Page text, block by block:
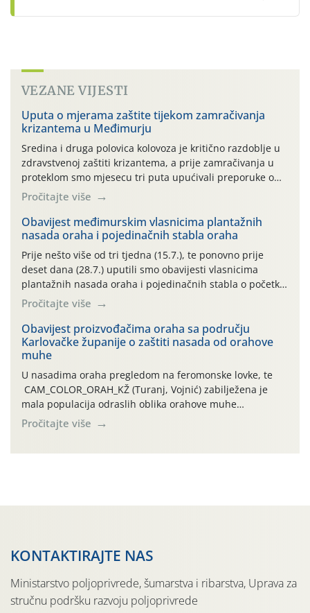
VEZANE VIJESTI
Uputa o mjerama zaštite tijekom zamračivanja
krizantema u Međimurju
Sredina i druga polovica kolovoza je kritično razdoblje u
zdravstvenoj zaštiti krizantema, a prije zamračivanja u
proteklom smo mjesecu tri puta upućivali preporuke o
preventivnim mjerama zaštite krizantema od najčešćih
uzročnika bolesti, štetnika i fito-fagnih grinja (23.7., 14.7.,
06.7.)! Na početku ovog mjeseca je zabilježeno je
povijesno i ekstremno vruće meteorološko razdoblje, uz
najviše temperature […]
Pročitajte više
Obavijest međimurskim vlasnicima plantažnih
nasada oraha i pojedinačnih stabla oraha
Prije nešto više od tri tjedna (15.7.), te ponovno prije
deset dana (28.7.) uputili smo obavijesti vlasnicima
plantažnih nasada oraha i pojedinačnih stabla o početku
leta i ovogodišnjoj potrebi usmjerenog suzbijanja
orahove muhe (Rhagoletis completa)! Već dvanaest dana
traje drugi ovogodišnji “toplinski udar”, koji naročito
izražen zadnja šest dana (31.7.-05.8.), jer najviše
temperature zraka svakodnevno […]
Pročitajte više
Obavijest proizvođačima oraha sa području
Karlovačke županije o zaštiti nasada od orahove
muhe
U nasadima oraha pregledom na feromonske lovke, te
CAM_COLOR_ORAH_KŽ (Turanj, Vojnić) zabilježena je
mala populacija odraslih oblika orahove muhe
(Rhagoletis completa). Niska brojnost može se objasniti
činjenicom da je riječ o mladim nasadima s vrlo malim
Pročitajte više
KONTAKTIRAJTE NAS
Ministarstvo poljoprivrede, šumarstva i ribarstva, Uprava za
stručnu podršku razvoju poljoprivrede